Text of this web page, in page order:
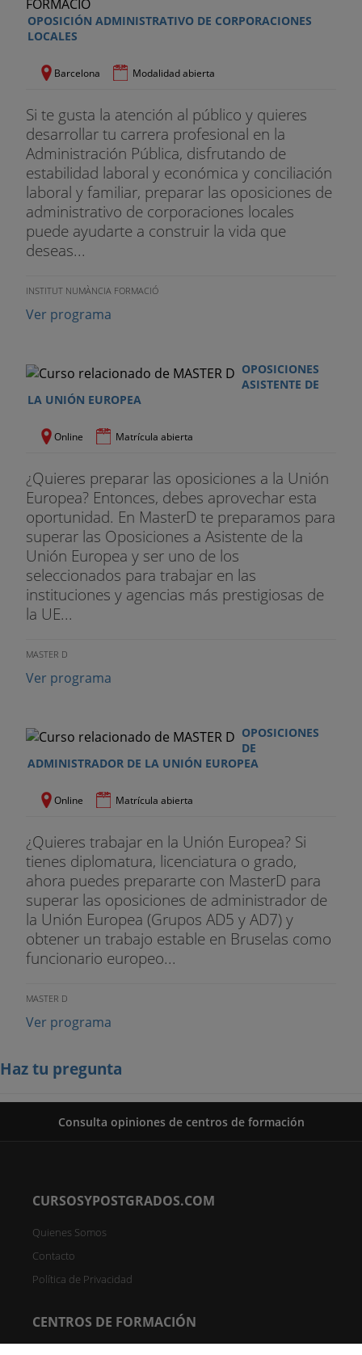
OPOSICIÓN ADMINISTRATIVO DE CORPORACIONES
LOCALES
Barcelona Modalidad abierta
Si te gusta la atención al público y quieres
desarrollar tu carrera profesional en la
Administración Pública, disfrutando de
estabilidad laboral y económica y conciliación
laboral y familiar, preparar las oposiciones de
administrativo de corporaciones locales
puede ayudarte a construir la vida que
deseas...
INSTITUT NUMÀNCIA FORMACIÓ
Ver programa
OPOSICIONES
ASISTENTE DE
LA UNIÓN EUROPEA
Online Matrícula abierta
¿Quieres preparar las oposiciones a la Unión
Europea? Entonces, debes aprovechar esta
oportunidad. En MasterD te preparamos para
superar las Oposiciones a Asistente de la
Unión Europea y ser uno de los
seleccionados para trabajar en las
instituciones y agencias más prestigiosas de
la UE...
MASTER D
Ver programa
OPOSICIONES
DE
ADMINISTRADOR DE LA UNIÓN EUROPEA
Online Matrícula abierta
¿Quieres trabajar en la Unión Europea? Si
tienes diplomatura, licenciatura o grado,
ahora puedes prepararte con MasterD para
superar las oposiciones de administrador de
la Unión Europea (Grupos AD5 y AD7) y
obtener un trabajo estable en Bruselas como
funcionario europeo...
MASTER D
Ver programa
Haz tu pregunta
Consulta opiniones de centros de formación
CURSOSYPOSTGRADOS.COM
Quienes Somos
Contacto
Política de Privacidad
CENTROS DE FORMACIÓN